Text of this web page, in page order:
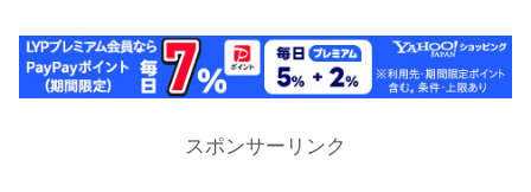
スポンサーリンク